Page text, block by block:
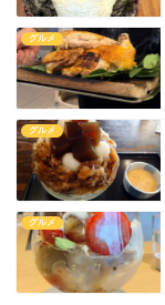
グルメ
グルメ
グルメ